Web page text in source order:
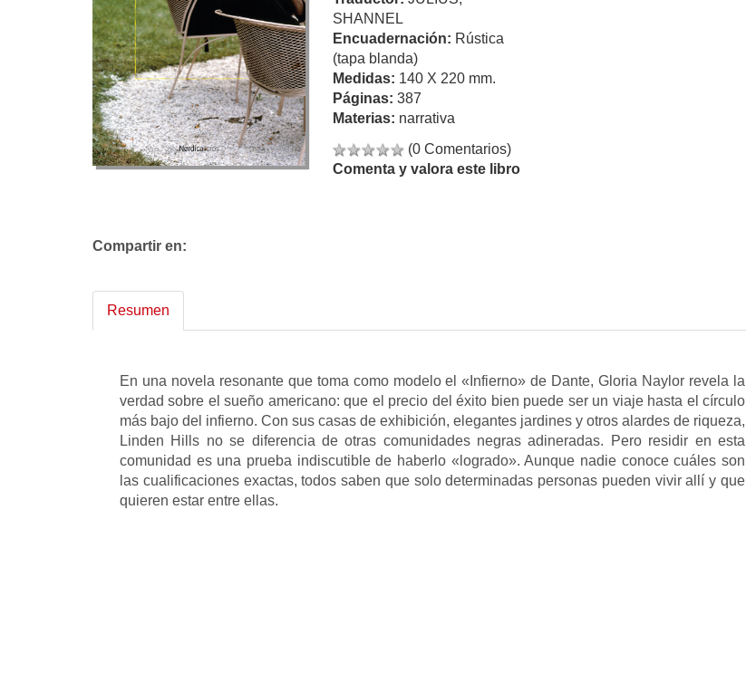
SHANNEL
Encuadernación: Rústica
(tapa blanda)
Medidas: 140 X 220 mm.
Páginas: 387
Materias: narrativa
(0 Comentarios)
Comenta y valora este libro
Compartir en:
Resumen
En una novela resonante que toma como modelo el «Infierno» de Dante, Gloria Naylor revela la
verdad sobre el sueño americano: que el precio del éxito bien puede ser un viaje hasta el círculo
más bajo del infierno. Con sus casas de exhibición, elegantes jardines y otros alardes de riqueza,
Linden Hills no se diferencia de otras comunidades negras adineradas. Pero residir en esta
comunidad es una prueba indiscutible de haberlo «logrado». Aunque nadie conoce cuáles son
las cualificaciones exactas, todos saben que solo determinadas personas pueden vivir allí y que
quieren estar entre ellas.